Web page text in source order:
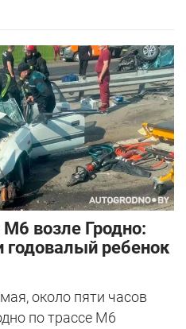
М6 возле Гродно:
ребенок
около пяти часов
по трассе М6